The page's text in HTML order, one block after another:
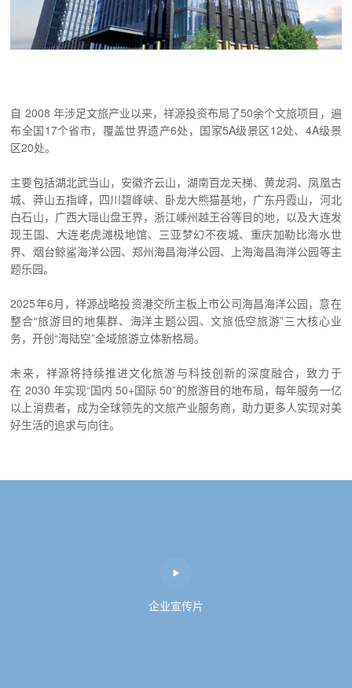
自 2008 年涉足文旅产业以来，祥源投资布局了50余个文旅项目，遍
布全国17个省市，覆盖世界遗产6处，国家5A级景区12处、4A级景
区20处。
主要包括湖北武当山，安徽齐云山，湖南百龙天梯、黄龙洞、凤凰古
城、莽山五指峰，四川碧峰峡、卧龙大熊猫基地，广东丹霞山，河北
白石山，广西大瑶山盘王界，浙江嵊州越王谷等目的地，以及大连发
现王国、大连老虎滩极地馆、三亚梦幻不夜城、重庆加勒比海水世
界、烟台鲸鲨海洋公园、郑州海昌海洋公园、上海海昌海洋公园等主
题乐园。
2025年6月，祥源战略投资港交所主板上市公司海昌海洋公园，意在
整合“旅游目的地集群、海洋主题公园、文旅低空旅游”三大核心业
务，开创“海陆空”全域旅游立体新格局。
未来，祥源将持续推进文化旅游与科技创新的深度融合，致力于
在 2030 年实现“国内 50+国际 50”的旅游目的地布局，每年服务一亿
以上消费者，成为全球领先的文旅产业服务商，助力更多人实现对美
好生活的追求与向往。
企业宣传片